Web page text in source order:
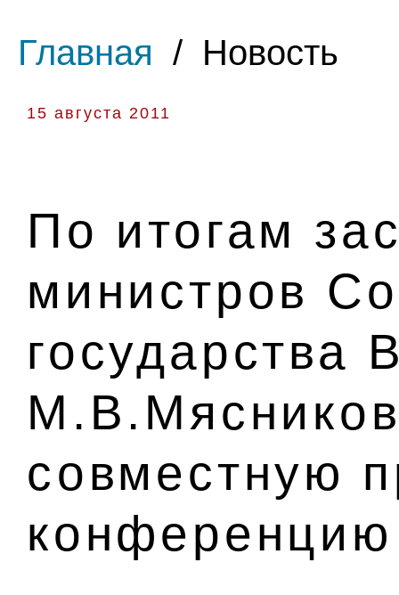
Главная / Новость
15 августа 2011
По итогам
министров
государства
совместную
конференцию